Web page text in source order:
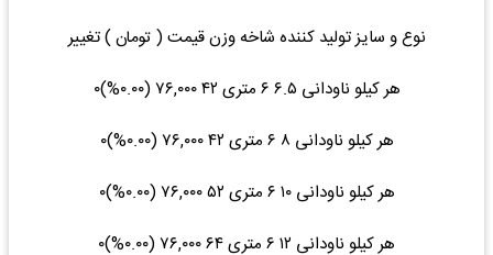
نوع و سایز تولید کننده شاخه وزن قیمت ( تومان ) تغییر
هر کیلو ناودانی ۶.۵ ۶ متری ۴۲ ۷۶,۰۰۰ (۰.۰۰%)۰
هر کیلو ناودانی ۸ ۶ متری ۴۲ ۷۶,۰۰۰ (۰.۰۰%)۰
هر کیلو ناودانی ۱۰ ۶ متری ۵۲ ۷۶,۰۰۰ (۰.۰۰%)۰
هر کیلو ناودانی ۱۲ ۶ متری ۶۴ ۷۶,۰۰۰ (۰.۰۰%)۰